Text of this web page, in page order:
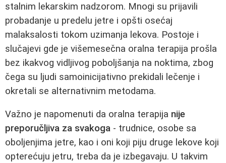
stalnim lekarskim nadzorom. Mnogi su prijavili
probadanje u predelu jetre i opšti osećaj
malaksalosti tokom uzimanja lekova. Postoje i
slučajevi gde je višemesečna oralna terapija prošla
bez ikakvog vidljivog poboljšanja na noktima, zbog
čega su ljudi samoinicijativno prekidali lečenje i
okretali se alternativnim metodama.
Važno je napomenuti da oralna terapija nije
preporučljiva za svakoga - trudnice, osobe sa
oboljenjima jetre, kao i oni koji piju druge lekove koji
opterećuju jetru, treba da je izbegavaju. U takvim